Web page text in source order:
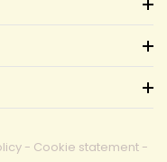
- Cookie statement -